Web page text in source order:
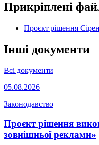
Прикріплені
Проєкт рішення
Інші документи
Всі документи
05.08.2026
Законодавство
Проєкт рішення
зовнішньої реклами»